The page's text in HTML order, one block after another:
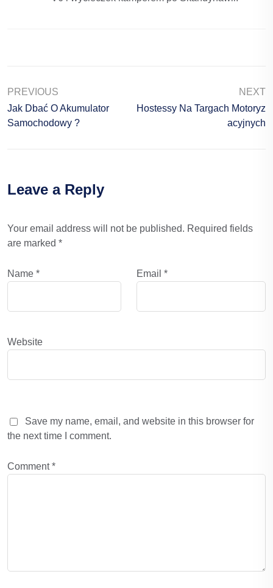
PREVIOUS
Jak Dbać O Akumulator
Samochodowy ?
NEXT
Hostessy Na Targach Motoryz
Acyjnych
Leave a Reply
Your email address will not be published. Required fields
are marked *
Name * Email *
Website
Save my name, email, and website in this browser for
the next time I comment.
Comment*